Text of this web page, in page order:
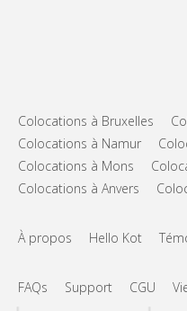
Colocations à Bruxelles
Colocations à Namur
Colocations à Mons
Colocations à Anvers
À propos Hello Kot
FAQs Support CGU